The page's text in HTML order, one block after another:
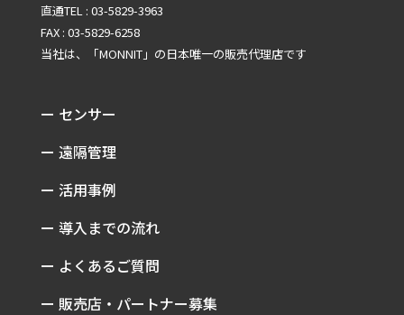
直通TEL : 03-5829-3963
FAX : 03-5829-6258
当社は、「MONNIT」の日本唯一の販売代理店です
ー センサー
ー 遠隔管理
ー 活用事例
ー 導入までの流れ
ー よくあるご質問
ー 販売店・パートナー募集